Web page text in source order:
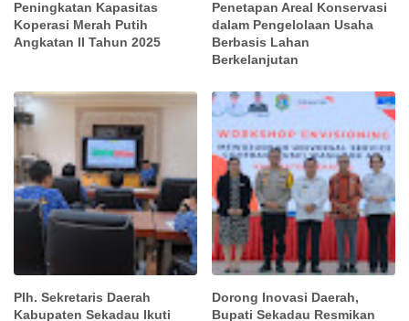
Peningkatan Kapasitas
Koperasi Merah Putih
Angkatan II Tahun 2025
Penetapan Areal Konservasi
dalam Pengelolaan Usaha
Berbasis Lahan
Berkelanjutan
Plh. Sekretaris Daerah
Kabupaten Sekadau Ikuti
Dorong Inovasi Daerah,
Bupati Sekadau Resmikan